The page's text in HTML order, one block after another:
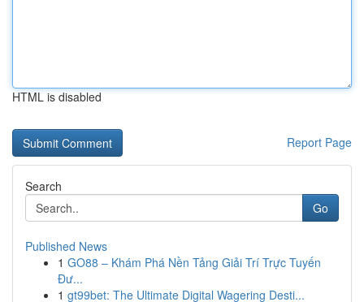
HTML is disabled
Report Page
Search
Go
Published News
1 GO88 – Khám Phá Nền Tảng Giải Trí Trực Tuyến
Đư...
1 gt99bet: The Ultimate Digital Wagering Desti...